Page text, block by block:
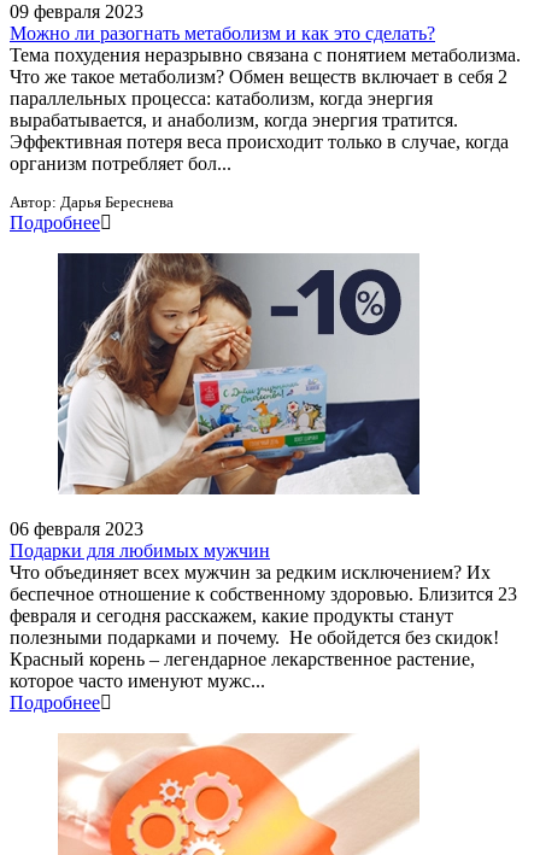
09 февраля 2023
Можно ли разогнать метаболизм и как это сделать?
Тема похудения неразрывно связана с понятием метаболизма.
Что же такое метаболизм? Обмен веществ включает в себя 2
параллельных процесса: катаболизм, когда энергия
вырабатывается, и анаболизм, когда энергия тратится.
Эффективная потеря веса происходит только в случае, когда
организм потребляет бол...
Автор: Дарья Береснева
Подробнее
06 февраля 2023
Подарки для любимых мужчин
Что объединяет всех мужчин за редким исключением? Их
беспечное отношение к собственному здоровью. Близится 23
февраля и сегодня расскажем, какие продукты станут
полезными подарками и почему. Не обойдется без скидок!
Красный корень – легендарное лекарственное растение,
которое часто именуют мужс...
Подробнее